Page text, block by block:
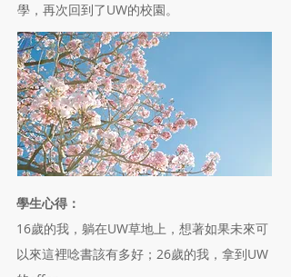
學，再次回到了UW的校園。
學生心得：
16歲的我，躺在UW草地上，想著如果未來可
以來這裡唸書該有多好；26歲的我，拿到UW